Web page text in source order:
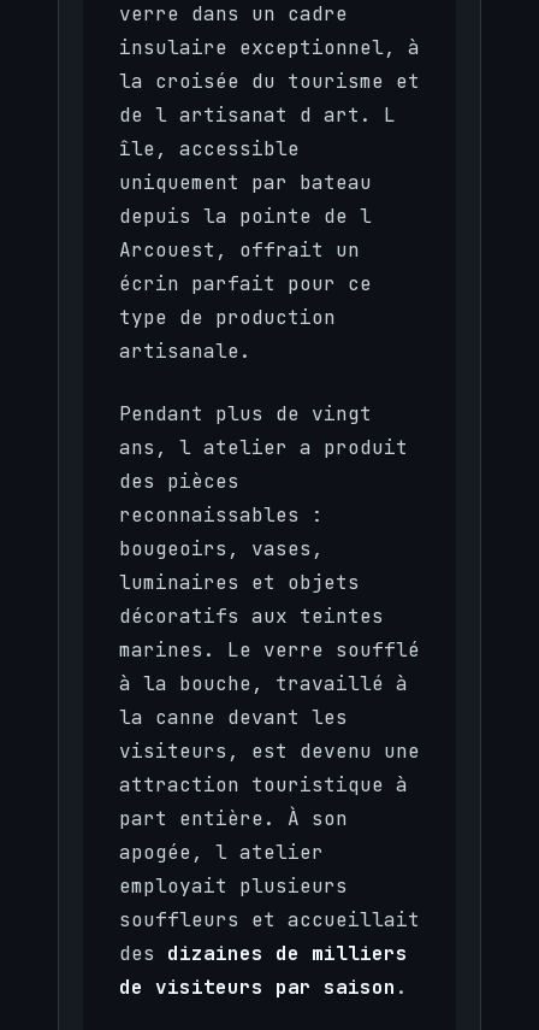
verre dans un cadre
insulaire exceptionnel, à
la croisée du tourisme et
de l artisanat d art. L
île, accessible
uniquement par bateau
depuis la pointe de l
Arcouest, offrait un
écrin parfait pour ce
type de production
artisanale.
Pendant plus de vingt
ans, l atelier a produit
des pièces
reconnaissables :
bougeoirs, vases,
luminaires et objets
décoratifs aux teintes
marines. Le verre soufflé
à la bouche, travaillé à
la canne devant les
visiteurs, est devenu une
attraction touristique à
part entière. À son
apogée, l atelier
employait plusieurs
souffleurs et accueillait
des dizaines de milliers
de visiteurs par saison .